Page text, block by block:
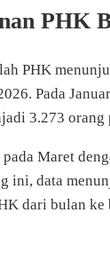
PHK
PHK
Pada
3.273 orang
Maret
ini, data
dari bulan ke